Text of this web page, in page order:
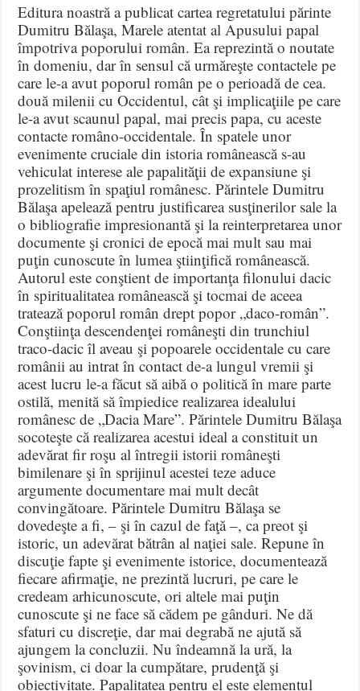
Editura noastră a publicat cartea regretatului părinte
Dumitru Bălaşa, Marele atentat al Apusului papal
împotriva poporului român. Ea reprezintă o noutate
în domeniu, dar în sensul că urmăreşte contactele pe
care le-a avut poporul român pe o perioadă de cea.
două milenii cu Occidentul, cât şi implicaţiile pe care
le-a avut scaunul papal, mai precis papa, cu aceste
contacte româno-occidentale. În spatele unor
evenimente cruciale din istoria românească s-au
vehiculat interese ale papalităţii de expansiune şi
prozelitism în spaţiul românesc. Părintele Dumitru
Bălaşa apelează pentru justificarea susţinerilor sale la
o bibliografie impresionantă şi la reinterpretarea unor
documente şi cronici de epocă mai mult sau mai
puţin cunoscute în lumea ştiinţifică românească.
Autorul este conştient de importanţa filonului dacic
în spiritualitatea românească şi tocmai de aceea
tratează poporul român drept popor „daco-român”.
Conştiinţa descendenţei româneşti din trunchiul
traco-dacic îl aveau şi popoarele occidentale cu care
românii au intrat în contact de-a lungul vremii şi
acest lucru le-a făcut să aibă o politică în mare parte
ostilă, menită să împiedice realizarea idealului
românesc de „Dacia Mare”. Părintele Dumitru Bălaşa
socoteşte că realizarea acestui ideal a constituit un
adevărat fir roşu al întregii istorii româneşti
bimilenare şi în sprijinul acestei teze aduce
argumente documentare mai mult decât
convingătoare. Părintele Dumitru Bălaşa se
dovedeşte a fi, – şi în cazul de faţă –, ca preot şi
istoric, un adevărat bătrân al naţiei sale. Repune în
discuţie fapte şi evenimente istorice, documentează
fiecare afirmaţie, ne prezintă lucruri, pe care le
credeam arhicunoscute, ori altele mai puţin
cunoscute şi ne face să cădem pe gânduri. Ne dă
sfaturi cu discreţie, dar mai degrabă ne ajută să
ajungem la concluzii. Nu îndeamnă la ură, la
şovinism, ci doar la cumpătare, prudenţă şi
obiectivitate. Papalitatea pentru el este elementul